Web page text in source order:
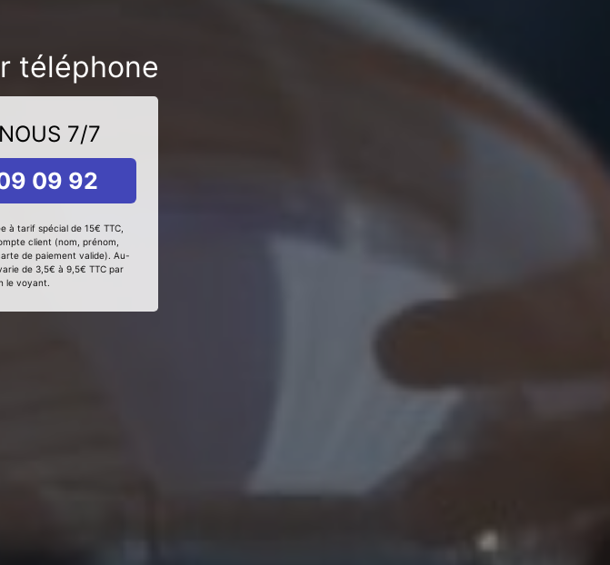
téléphone
7/7
09 92
à tarif spécial de 15€ TTC,
client (nom, prénom,
de paiement valide). Au-
de 3,5€ à 9,5€ TTC par
le voyant.